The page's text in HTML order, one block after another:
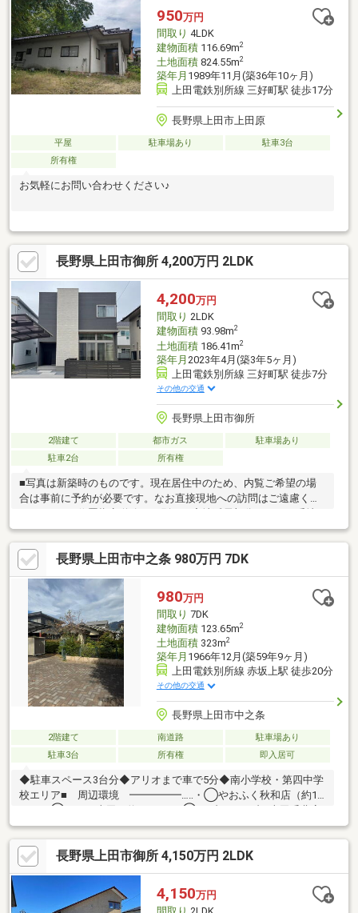
円 ・駐車可能台数 2～3台 ・契約不適合責任免責 ・建物面
積は登記の面積を記載(増築あり))
950万円
間取り 4LDK
建物面積116.69m2
土地面積824.55m2
築年月 1989年11月(築36年10ヶ月)
上田電鉄別所線 三好町駅 徒歩17分
長野県上田市上田原
平屋 駐車場あり
駐車3台
所有権
お気軽にお問い合わせください♪
長野県上田市御所 4,200万円 2LDK
4,200万円
間取り 2LDK
建物面積93.98m2
土地面積186.41m2
築年月 2023年4月(築3年5ヶ月)
上田電鉄別所線 三好町駅 徒歩7分
その他の交通
長野県上田市御所
2階建て 都市ガス
駐車場あり
駐車2台
所有権
■写真は新築時のものです。現在居住中のため、内覧ご希望の場
合は事前に予約が必要です。なお直接現地への訪問はご遠慮くだ
３４・８２㎡ 持分２分の１）も売買対象土地です。【スムスト
ック認定住宅】（１）「新耐震基準」レベルの耐震性を保持
（２）新築時から現在に至るまでの住宅履歴（点検・補修）を管
理・蓄積（３）５０年以上のメンテナンスプログラムに対応※本
物件は保証期間の承継が可能です。（有償）
長野県上田市中之条 980万円 7DK
980万円
間取り 7DK
建物面積123.65m2
土地面積323m2
築年月 1966年12月(築59年9ヶ月)
上田電鉄別所線 赤坂上駅 徒歩20分
その他の交通
長野県上田市中之条
2階建て 南道路
駐車場あり
駐車3台
所有権 即入居可
◆駐車スペース3台分◆アリオまで車で5分◆南小学校・第四中学
校エリア■ 周辺環境 ━━━━━…‥・◯やおふく秋和店（約1.5
校前店（約700ｍ）◯カインズ上田店（約1.5ｋｍ）◯マツモト
キヨシ上田原店（約1.7ｋｍ）◯みのり保育園（約1.2ｋｍ）◯南
小学校(約1.2ｋｍ)◯第四中学校(約1.7ｋｍ)◎ご内覧いただけま
す お気軽にご連絡ください。
長野県上田市御所 4,150万円 2LDK
4,150万円